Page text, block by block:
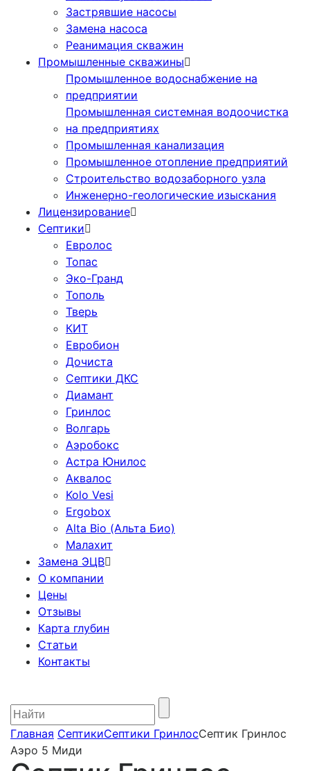
Застрявшие насосы
Замена насоса
Реанимация скважин
Промышленные скважины
Промышленное водоснабжение на
предприятии
Промышленная системная водоочистка
на предприятиях
Промышленная канализация
Промышленное отопление предприятий
Cтроительство водозаборного узла
Инженерно-геологические изыскания
Лицензирование
Септики
Евролос
Топас
Эко-Гранд
Тополь
Тверь
КИТ
Евробион
Дочиста
Септики ДКС
Диамант
Гринлос
Волгарь
Аэробокс
Астра Юнилос
Аквалос
Kolo Vesi
Ergobox
Alta Bio (Альта Био)
Малахит
Замена ЭЦВ
О компании
Цены
Отзывы
Карта глубин
Статьи
Контакты
Главная СептикиСептики ГринлосСептик Гринлос
Аэро 5 Миди